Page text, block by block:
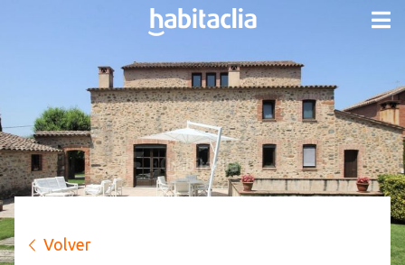
Volver